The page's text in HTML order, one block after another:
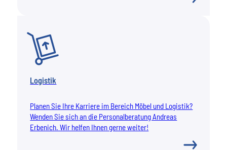
Logistik
Planen Sie Ihre Karriere im Bereich Möbel und Logistik?
Wenden Sie sich an die Personalberatung Andreas
Erbenich. Wir helfen Ihnen gerne weiter!